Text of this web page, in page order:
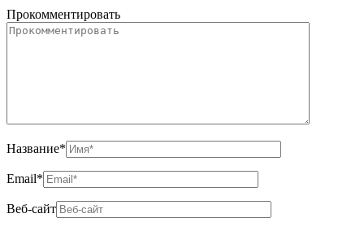
Прокомментировать
Название*
Email*
Веб-сайт